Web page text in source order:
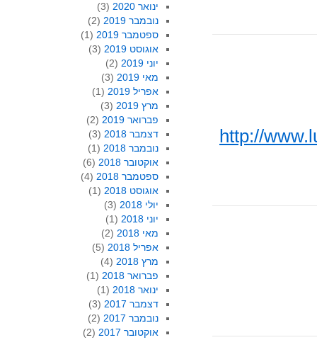
http://
ינואר 2020
(3)
נובמבר 2019
(2)
ספטמבר 2019
(1)
אוגוסט 2019
(3)
יוני 2019
(2)
מאי 2019
(3)
אפריל 2019
(1)
מרץ 2019
(3)
פברואר 2019
(2)
דצמבר 2018
(3)
נובמבר 2018
(1)
אוקטובר 2018
(6)
ספטמבר 2018
(4)
אוגוסט 2018
(1)
יולי 2018
(3)
יוני 2018
(1)
מאי 2018
(2)
אפריל 2018
(5)
מרץ 2018
(4)
פברואר 2018
(1)
ינואר 2018
(1)
דצמבר 2017
(3)
נובמבר 2017
(2)
אוקטובר 2017
(2)